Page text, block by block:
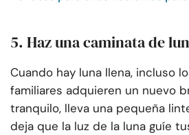
5. Haz una caminata de
Cuando hay luna llena, incluso
familiares adquieren un nuevo
tranquilo, lleva una pequeña
deja que la luz de la luna guíe